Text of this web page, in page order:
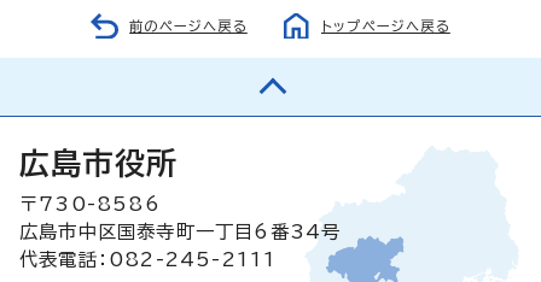
前のページへ戻る トップページへ戻る
広島市役所
〒730-8586
広島市中区国泰寺町一丁目6番34号
代表電話：082-245-2111